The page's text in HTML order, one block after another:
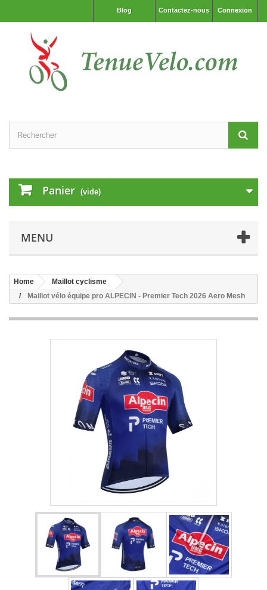
Connexion
Contactez-nous
Blog
Panier (vide)
MENU
Home
Maillot cyclisme
Maillot vélo équipe pro ALPECIN - Premier Tech 2026 Aero Mesh